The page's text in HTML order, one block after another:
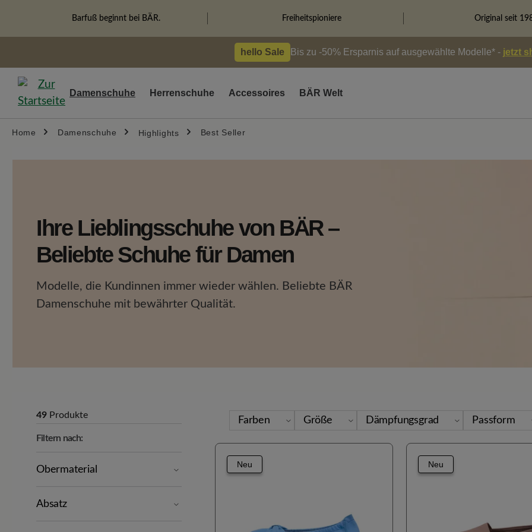
Zur Hauptnavigation springen
Barfuß beginnt bei BÄR. Freiheitspioniere Original seit
hello Sale Bis zu -50% Ersparnis auf ausgewählte Modelle* - jetzt
Damenschuhe Herrenschuhe Accessoires BÄR Welt
Home Damenschuhe Highlights Best Seller
Ihre Lieblingsschuhe von BÄR –
Beliebte Schuhe für Damen
Modelle, die Kundinnen immer wieder wählen. Beliebte BÄR
Damenschuhe mit bewährter Qualität.
49 Produkte
Filtern nach:
Obermaterial
Absatz
Farben Größe Dämpfungsgrad Passform
Neu Neu